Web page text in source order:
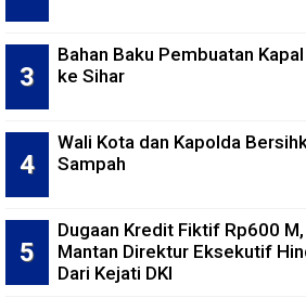
Bahan Baku Pembuatan
ke Sihar
Wali Kota dan Kapolda
Sampah
Dugaan Kredit Fiktif Rp600
Mantan Direktur Eksekutif
Dari Kejati DKI